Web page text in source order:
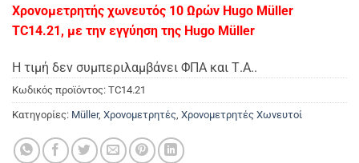
Χρονομετρητής χωνευτός 10 Ωρών Hugo Müller
TC14.21, με την εγγύηση της Hugo Müller
Η τιμή δεν συμπεριλαμβάνει ΦΠΑ και Τ.Α..
Κωδικός προϊόντος: TC14.21
Κατηγορίες: Müller, Χρονομετρητές, Χρονομετρητές Χωνευτοί